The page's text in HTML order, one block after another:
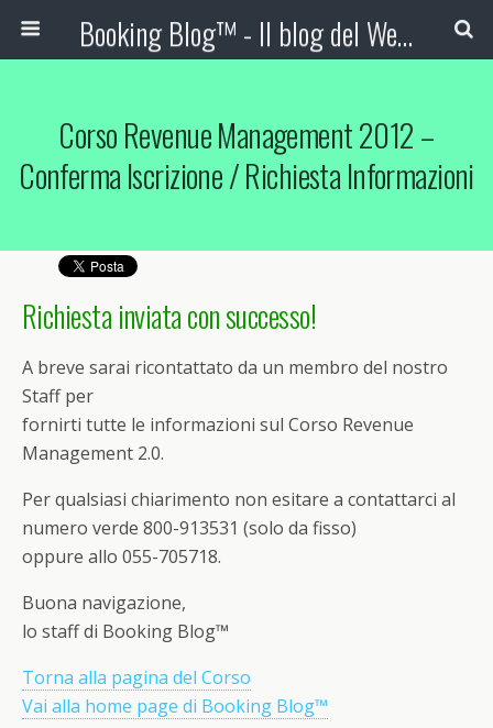
Booking Blog™ - Il blog del Web Marketing Turistico
Corso Revenue Management 2012 –
Conferma Iscrizione / Richiesta Informazioni
Richiesta inviata con successo!
A breve sarai ricontattato da un membro del nostro
Staff per
fornirti tutte le informazioni sul Corso Revenue
Management 2.0.
Per qualsiasi chiarimento non esitare a contattarci al
numero verde 800-913531 (solo da fisso)
oppure allo 055-705718.
Buona navigazione,
lo staff di Booking Blog™
Torna alla pagina del Corso
Vai alla home page di Booking Blog™